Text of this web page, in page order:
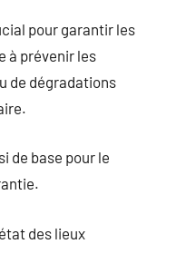
pour garantir les
à prévenir les
de dégradations
de base pour le
des lieux